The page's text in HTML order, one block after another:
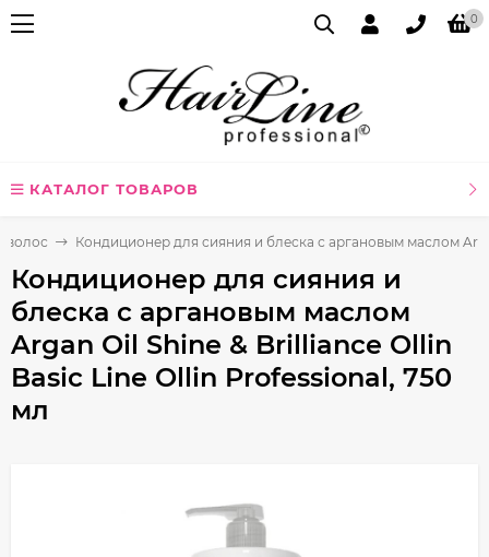
0
КАТАЛОГ ТОВАРОВ
волос Кондиционер для сияния и блеска с аргановым маслом
Кондиционер для сияния и
блеска с аргановым маслом
Argan Oil Shine & Brilliance Ollin
Basic Line Ollin Professional, 750
мл